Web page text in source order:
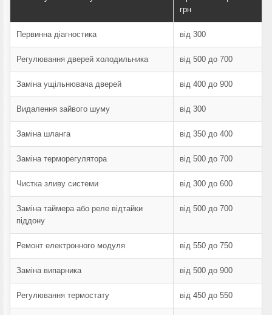
грн
Первинна діагностика від 300
Регулювання дверей холодильника від 500 до 700
Заміна ущільнювача дверей від 400 до 900
Видалення зайвого шуму від 300
Заміна шланга від 350 до 400
Заміна терморегулятора від 500 до 700
Чистка зливу системи від 300 до 600
Заміна таймера або реле відтайки
піддону
від 500 до 700
Ремонт електронного модуля від 550 до 750
Заміна випарника від 500 до 900
Регулювання термостату від 450 до 550